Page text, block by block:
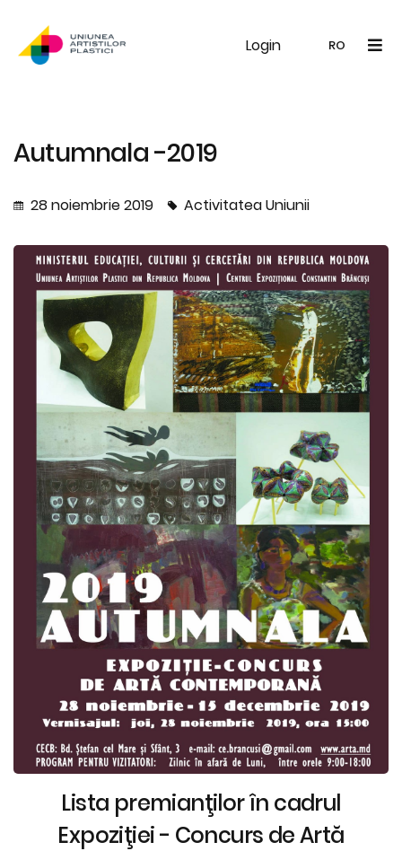
Login RO
UAP Galerie Noutăți
Autumnala -2019
28 noiembrie 2019 Activitatea Uniunii
Lista premianţilor în cadrul
Expoziţiei - Concurs de Artă